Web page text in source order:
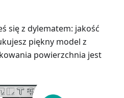
się z dylematem: jakość
piękny model z
powierzchnia jest